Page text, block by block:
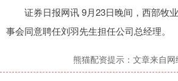
证券日报网讯 9月23日晚间，西部牧
事会同意聘任刘羽先生担任公司总经理。
熊猫配资提示：文章来自网